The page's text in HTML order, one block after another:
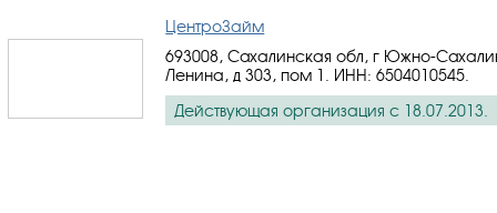
ЦентроЗайм
693008, Сахалинская обл, г Южно-
Ленина, д 303, пом 1. ИНН: 6504010545
Действующая организация с 18.07.2013.